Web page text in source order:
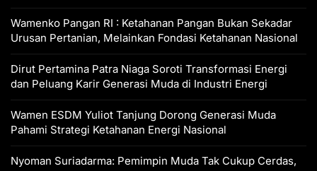
Wamenko Pangan RI : Ketahanan Pangan Bukan Sekadar
Urusan Pertanian, Melainkan Fondasi Ketahanan Nasional
Dirut Pertamina Patra Niaga Soroti Transformasi Energi
dan Peluang Karir Generasi Muda di Industri Energi
Wamen ESDM Yuliot Tanjung Dorong Generasi Muda
Pahami Strategi Ketahanan Energi Nasional
Nyoman Suriadarma: Pemimpin Muda Tak Cukup Cerdas,